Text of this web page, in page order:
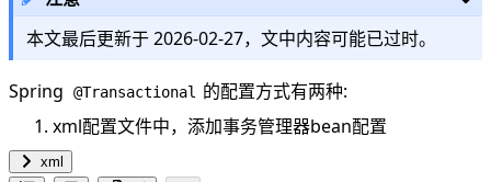
spring
事务
脏读
不可重复读
幻读
Spring @Transactional的工作原理
本文最后更新于2026-02-27，文中内容可能已过时。
Spring @Transactional
的配置方式有两种:
xml配置文件中，添加事务管理器bean配置
xml